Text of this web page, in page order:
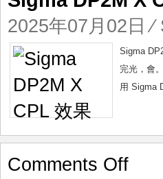
CPL
果
2025年07月02日 ⁄
Sigma
完光，會
用 Sigma
Comments Offon